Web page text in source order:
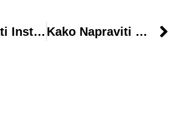
Kako Dodati Instant Search Na WooCommerce Shop Kako Napraviti WordPress Sajt Za Trenera Ili Instruktora